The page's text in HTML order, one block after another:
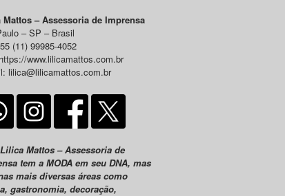
– Assessoria de Imprensa
– SP – Brasil
(11) 99985-4052
www.lilicamattos.com.br
lilica@lilicamattos.com.br
Mattos – Assessoria de
tem a MODA em seu DNA, mas
mais diversas áreas como
gastronomia, decoração,